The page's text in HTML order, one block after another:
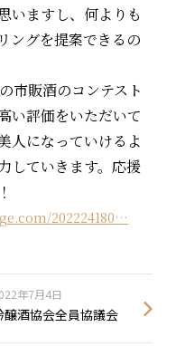
いますし、何よりも
ングを提案できるの
市販酒のコンテスト
い評価をいただいて
人になっていけるよ
していきます。応援
202224180…
年7月4日
醸酒協会全員協議会